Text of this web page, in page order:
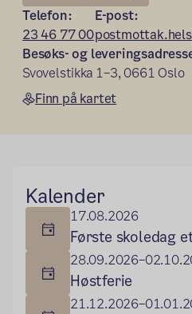
Telefon:
23 46 77 00
E-post:
Besøks- og
Svovelstikka 1–3, 0661 Oslo
Finn på kartet
Kalender
17.08.2026
Første skoledag
Høstferie